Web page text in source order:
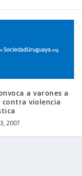
a varones a
contra violencia
2007